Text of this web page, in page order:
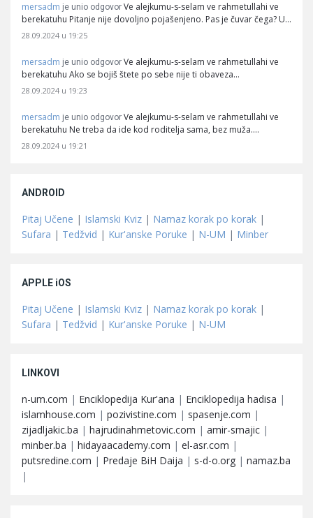
mersadm je unio odgovor Ve alejkumu-s-selam ve rahmetullahi ve
berekatuhu Pitanje nije dovoljno pojašenjeno. Pas je čuvar čega? U…
28.09.2024 u 19:25
mersadm je unio odgovor Ve alejkumu-s-selam ve rahmetullahi ve
berekatuhu Ako se bojiš štete po sebe nije ti obaveza…
28.09.2024 u 19:23
mersadm je unio odgovor Ve alejkumu-s-selam ve rahmetullahi ve
berekatuhu Ne treba da ide kod roditelja sama, bez muža.…
28.09.2024 u 19:21
ANDROID
Pitaj Učene | Islamski Kviz | Namaz korak po korak |
Sufara | Tedžvid | Kur'anske Poruke | N-UM | Minber
APPLE iOS
Pitaj Učene | Islamski Kviz | Namaz korak po korak |
Sufara | Tedžvid | Kur'anske Poruke | N-UM
LINKOVI
n-um.com | Enciklopedija Kur'ana | Enciklopedija hadisa |
islamhouse.com | pozivistine.com | spasenje.com |
zijadljakic.ba | hajrudinahmetovic.com | amir-smajic |
minber.ba | hidayaacademy.com | el-asr.com |
putsredine.com | Predaje BiH Daija | s-d-o.org | namaz.ba
|